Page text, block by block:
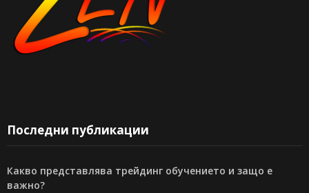
Последни публикации
Какво представлява трейдинг обучението и защо е
важно?